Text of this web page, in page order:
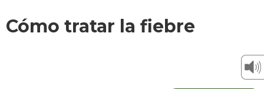
Cómo tratar la fiebre